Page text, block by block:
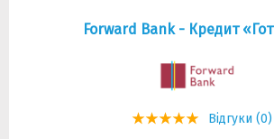
Forward Bank - Кредит
Відгуки (0)